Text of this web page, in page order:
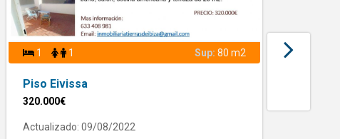
1 1 Sup: 80 m2
Piso Eivissa
320.000€
Actualizado: 09/08/2022